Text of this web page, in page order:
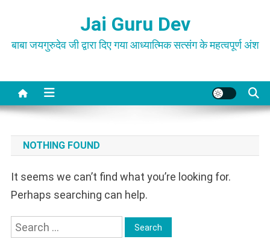
content
Jai Guru Dev
बाबा जयगुरुदेव जी द्वारा दिए गया आध्यात्मिक सत्संग के महत्वपूर्ण अंश
NOTHING FOUND
It seems we can’t find what you’re looking for.
Perhaps searching can help.
Search